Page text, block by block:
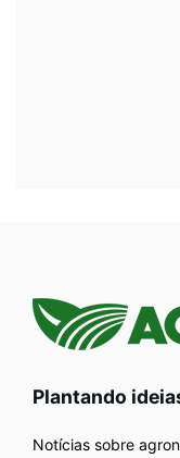
Plantando
Notícias sobre